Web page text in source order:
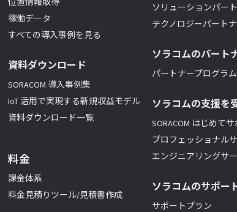
稼働データ
すべての導入事例を見る
資料ダウンロード
SORACOM 導入事例集
IoT 活用で実現する新規収益モデル
資料ダウンロード一覧
料金
課金体系
料金見積りツール/見積書作成
ソリューションパー
テクノロジーパート
ソラコムのパート
パートナープログラ
ソラコムの支援を
SORACOM はじめて
プロフェッショナル
エンジニアリングサ
ソラコムのサポー
サポートプラン